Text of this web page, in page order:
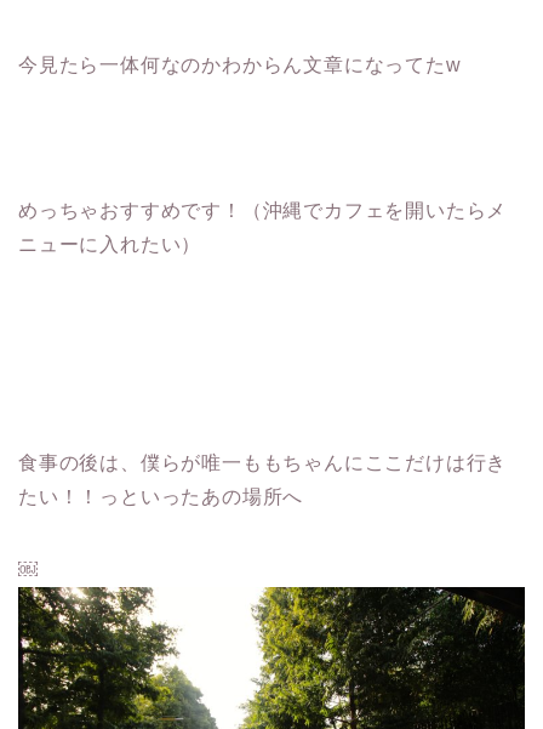
今見たら一体何なのかわからん文章になってたw
めっちゃおすすめです！（沖縄でカフェを開いたらメ
ニューに入れたい）
食事の後は、僕らが唯一ももちゃんにここだけは行き
たい！！っといったあの場所へ
￼